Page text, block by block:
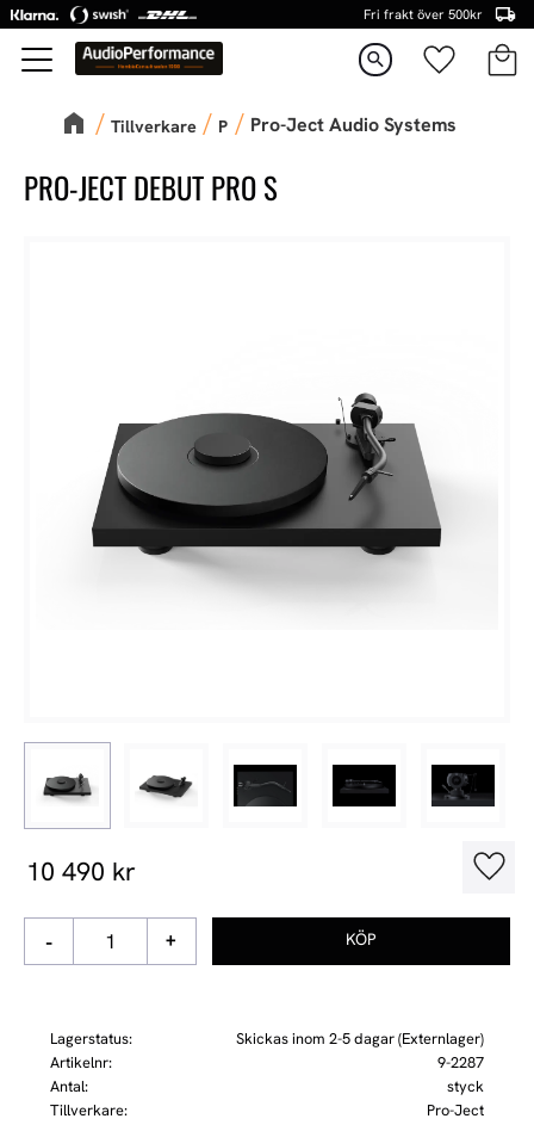
Meny
Fri frakt över 500kr
search Favoriter
Tillverkare P Pro-Ject Audio Systems
PRO-JECT DEBUT PRO S
10 490 kr
+
-
Lagerstatus
Skickas inom 2-5 dagar (Externlager)
Artikelnr
9-2287
Antal
styck
Tillverkare
Pro-Ject